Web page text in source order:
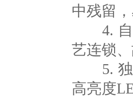
中残留
4. 自
艺连锁
5. 独
高亮度